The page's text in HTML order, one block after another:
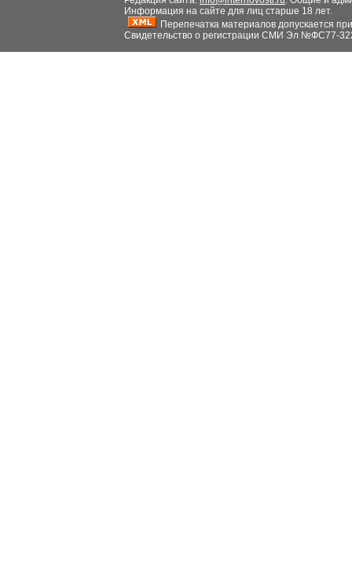
Информация на сайте для лиц старше 18 лет.
Перепечатка материалов допускается
Свидетельство о регистрации СМИ Эл №ФС77-